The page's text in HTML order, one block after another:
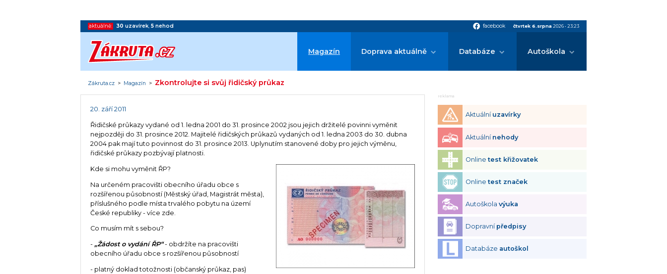
aktuálně: 30 uzavírek,5 nehod facebook facebook čtvrtek 6.srpna 2026• 23:23
Magazín Doprava aktuálně Databáze Autoškola
Zákruta.cz > Magazín > Zkontrolujte si svůj řidičský průkaz
20. září 2011
Řidičské průkazy vydané od 1. ledna 2001 do 31. prosince 2002 jsou jejich držitelé povinni vyměnit
nejpozději do 31. prosince 2012. Majitelé řidičských průkazů vydaných od 1. ledna 2003 do 30. dubna
2004 pak mají tuto povinnost do 31. prosince 2013. Uplynutím stanovené doby pro jejich výměnu,
řidičské průkazy pozbývají platnosti.
Kde si mohu vyměnit ŘP?
Na určeném pracovišti obecního úřadu obce s
rozšířenou působností (Městský úřad, Magistrát města),
příslušného podle místa trvalého pobytu na území
České republiky - více zde.
Co musím mít s sebou?
-„Žádost o vydání ŘP“- obdržíte na pracovišti
obecního úřadu obce s rozšířenou působností
- platný doklad totožnosti (občanský průkaz, pas)
reklama
Aktuální uzavírky
Aktuální nehody
Onlinetest křižovatek
Onlinetest značek
Autoškolavýuka
Dopravní předpisy
Databáze autoškol